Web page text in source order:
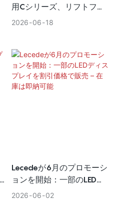
用Cシリーズ、リフトフォ
ールド式オールインワンデ
ます。
2026 06 18
Lecedeが6月のプロモーシ
ョンを開始：一部のLEDデ
ィスプレイを割引価格で販
2026 06 02